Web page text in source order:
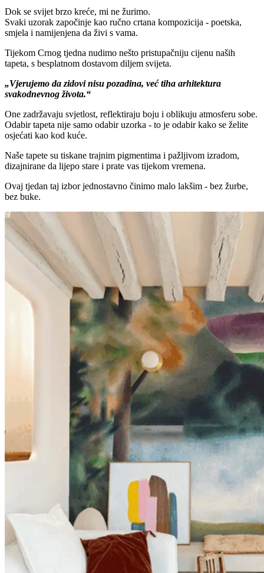
Dok se svijet brzo kreće, mi ne žurimo.
Svaki uzorak započinje kao ručno crtana kompozicija - poetska,
smjela i namijenjena da živi s vama.
Tijekom Crnog tjedna nudimo nešto pristupačniju cijenu naših
tapeta, s besplatnom dostavom diljem svijeta.
„Vjerujemo da zidovi nisu pozadina, već tiha arhitektura
svakodnevnog života.“
One zadržavaju svjetlost, reflektiraju boju i oblikuju atmosferu sobe.
Odabir tapeta nije samo odabir uzorka - to je odabir kako se želite
osjećati kao kod kuće.
Naše tapete su tiskane trajnim pigmentima i pažljivom izradom,
dizajnirane da lijepo stare i prate vas tijekom vremena.
Ovaj tjedan taj izbor jednostavno činimo malo lakšim - bez žurbe,
bez buke.